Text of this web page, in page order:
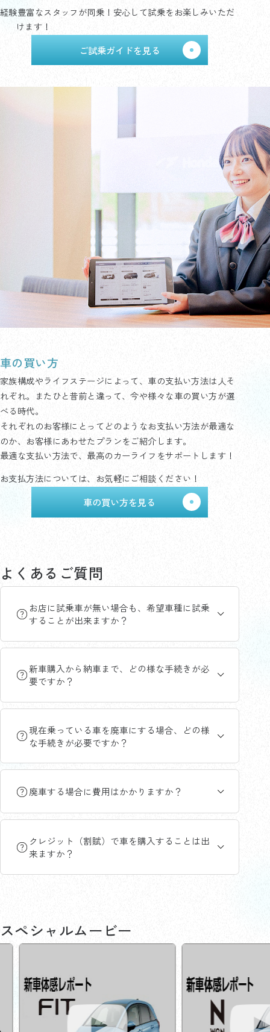
経験豊富なスタッフが同乗！安心して試乗をお楽しみいただ
けます！
ご試乗ガイドを見る
車の買い方
家族構成やライフステージによって、車の支払い方法は人そ
れぞれ。またひと昔前と違って、今や様々な車の買い方が選
べる時代。
それぞれのお客様にとってどのようなお支払い方法が最適な
のか、お客様にあわせたプランをご紹介します。
最適な支払い方法で、最高のカーライフをサポートします！
お支払方法については、お気軽にご相談ください！
車の買い方を見る
よくあるご質問
お店に試乗車が無い場合も、希望車種に試乗
することが出来ますか？
新車購入から納車まで、どの様な手続きが必
要ですか？
現在乗っている車を廃車にする場合、どの様
な手続きが必要ですか？
廃車する場合に費用はかかりますか？
クレジット（割賦）で車を購入することは出
来ますか？
スペシャルムービー